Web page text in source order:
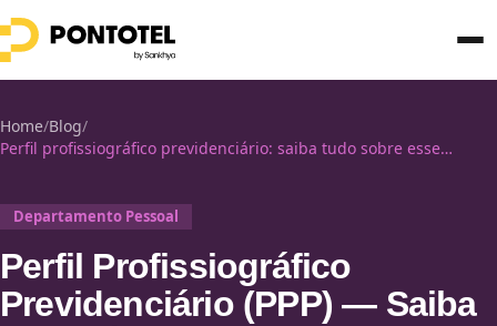
Home/Blog/
Perfil profissiográfico previdenciário: saiba tudo sobre esse
Departamento Pessoal
Perfil Profissiográfico
Previdenciário (PPP) — Saiba